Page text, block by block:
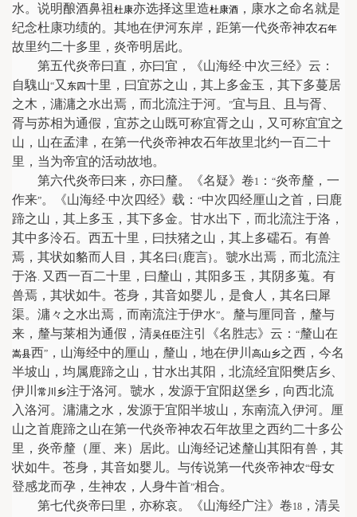
水。说明酿酒鼻祖 杜康亦选择这里造杜康酒 ，康水之命名就是
纪念杜康功绩的。其地在伊河东岸，距第一代炎帝神农石年
故里约二十多里，炎帝明居此。
第五代炎帝曰直，亦曰宜，《山海经·中次三经》云：
自騩山“又 东四十里，曰宜苏之山，其上多金玉，其下多蔓居
之木，滽滽之水出焉，而北流注于河。
”宜与且、且与胥、
胥与苏相为通假，宜苏之山既可称宜胥之山，又可称宜宜之
山，山在孟津，在第一代炎帝神农石年故里北约一百二十
里，当为帝宜的活动故地。
第六代炎帝曰来，亦曰釐。《名疑》卷1 ： “炎帝釐，一
作来”。《山海经·中次四经》载： “中次四经厘山之首，曰鹿
蹄之山，其上多玉，其下多金。甘水出下，而北流注于洛，
其中多泠石。西五十里，曰扶猪之山，其上多礝石。有兽
焉，其状如貉而人目，其名曰 { 鹿言} 。虢水出焉，而北流注
于洛 又西一百二十里，曰釐山，其阳多玉，其阴多蒐。有
兽焉，其状如牛。苍身，其音如婴儿，是食人，其名曰犀
渠。滽々之水出焉，而南流注于伊水”。釐与厘同音，釐与
来，釐与莱相为通假，清吴任臣注引《名胜志》云： “釐山在
嵩县西” ，山海经中的厘山，釐山，地在伊川 高山乡之西，今名
半坡山，均属鹿蹄之山，甘水出其阳，北流经宜阳樊店乡、
伊川
常川乡注于洛河。虢水，发源于宜阳赵堡乡，向西北流
入洛河。滽滽之水，发源于宜阳半坡山，东南流入伊河。厘
山之首鹿蹄之山在第一代炎帝神农石年故里之西约二十多公
里，炎帝釐（厘、来）居此。山海经记述釐山其阳有兽，其
状如牛。苍身，其音如婴儿。与传说第一代炎帝神农“母女
登感龙而孕，生神农，人身牛首”相合。
第七代炎帝曰里，亦称哀。《山海经广注》卷18 ，清吴